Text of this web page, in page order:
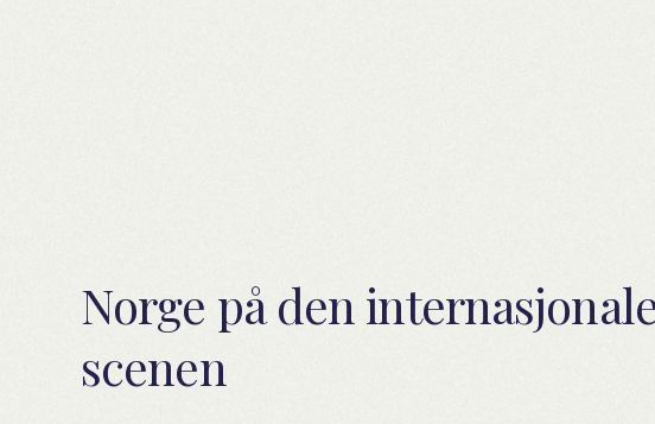
Norge på den
scenen